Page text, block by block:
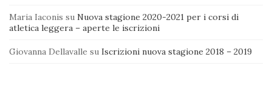
Maria Iaconis su Nuova stagione 2020-2021 per i corsi di
atletica leggera – aperte le iscrizioni
Giovanna Dellavalle su Iscrizioni nuova stagione 2018 – 2019